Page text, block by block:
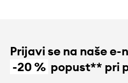
Prijavi se na naše e-
-20 % popust** pri